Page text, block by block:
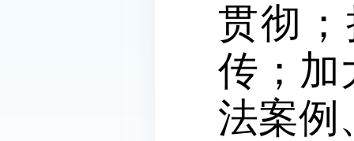
贯彻
传；加
法案例